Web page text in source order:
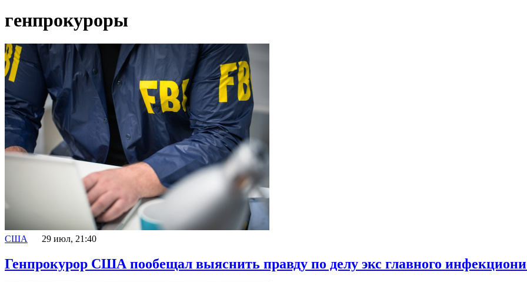
генпрокуроры
США 29 июл, 21:40
Генпрокурор США пообещал выяснить правду по делу экс главного